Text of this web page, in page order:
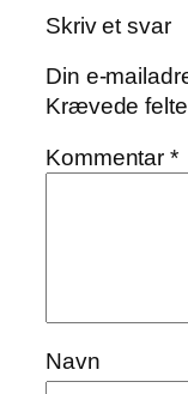
Skriv et svar
Din e-
Krævede
Kommentar*
Navn